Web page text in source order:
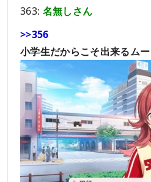
363: 名無しさん
>>356
小学生だからこそ出来るム